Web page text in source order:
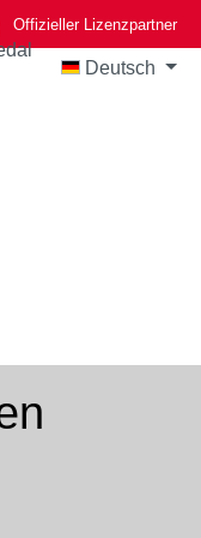
Offizieller Lizenzpartner
Deutsch